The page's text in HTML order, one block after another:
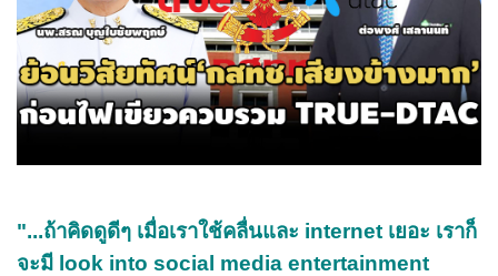
"...ถ้าคิดดูดีๆ เมื่อเราใช้คลื่นและ internet เยอะ เราก็
จะมี look into social media entertainment